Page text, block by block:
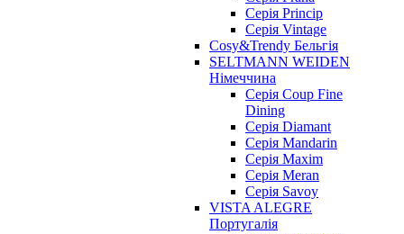
Серія Princip
Серія Vintage
Cosy&Trendy Бельгія
SELTMANN WEIDEN
Німеччина
Cерія Coup Fine
Dining
Cерія Diamant
Cерія Mandarin
Cерія Maxim
Серія Meran
Серія Savoy
VISTA ALEGRE
Португалія